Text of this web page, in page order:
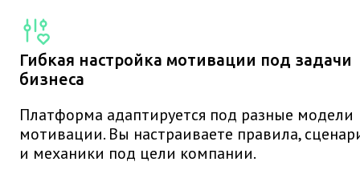
Гибкая настройка мотивации под задачи
бизнеса
Платформа адаптируется под разные модели
мотивации. Вы настраиваете правила,
и механики под цели компании.